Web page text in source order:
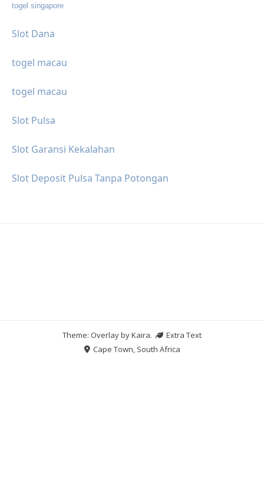
togel singapore
Slot Dana
togel macau
togel macau
Slot Pulsa
Slot Garansi Kekalahan
Slot Deposit Pulsa Tanpa Potongan
Theme: Overlay byKaira.
Extra Text
Cape Town, South Africa